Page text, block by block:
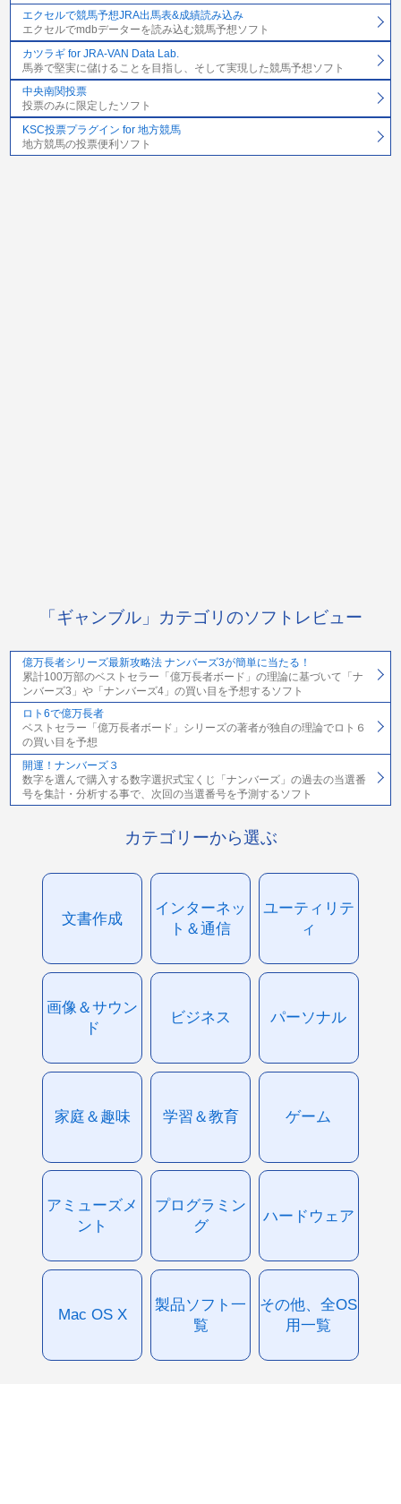
エクセルで競馬予想JRA出馬表&成績読み込み
エクセルでmdbデーターを読み込む競馬予想ソフト
カツラギ for JRA-VAN Data Lab.
馬券で堅実に儲けることを目指し、そして実現した競馬予想ソフト
中央南関投票
投票のみに限定したソフト
KSC投票プラグイン for 地方競馬
地方競馬の投票便利ソフト
「ギャンブル」カテゴリのソフトレビュー
億万長者シリーズ最新攻略法 ナンバーズ3が簡単に当たる！
累計100万部のベストセラー「億万長者ボード」の理論に基づいて「ナ
ンバーズ3」や「ナンバーズ4」の買い目を予想するソフト
ロト6で億万長者
ベストセラー「億万長者ボード」シリーズの著者が独自の理論でロト６
の買い目を予想
開運！ナンバーズ３
数字を選んで購入する数字選択式宝くじ「ナンバーズ」の過去の当選番
号を集計・分析する事で、次回の当選番号を予測するソフト
カテゴリーから選ぶ
文書作成
インターネッ
ト＆通信
ユーティリテ
ィ
画像＆サウン
ド
ビジネス パーソナル
家庭＆趣味 学習＆教育 ゲーム
アミューズメ
ント
プログラミン
グ
ハードウェア
Mac OS X
製品ソフト一
覧
その他、全OS
用一覧